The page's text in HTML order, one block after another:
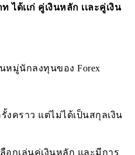
ได้เเก่ คู่เงินหลัก เเละคู่เงิน
หมู่นักลงทุนของ Forex
คราว แต่ไม่ได้เป็นสกุลเงิน
กเล่นคู่เงินหลัก และมีการ